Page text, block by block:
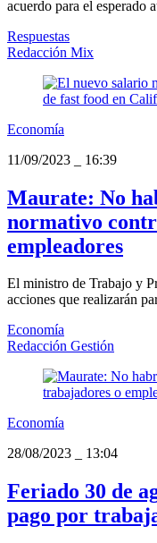
acuerdo para el esperado
Respuestas
Redacción Mix
Economía
11/09/2023
16:39
Maurate: No
normativo
empleadores
El ministro de Trabajo y
acciones que realizarán
Economía
Redacción Gestión
Economía
28/08/2023
13:04
Feriado 30 de
pago por